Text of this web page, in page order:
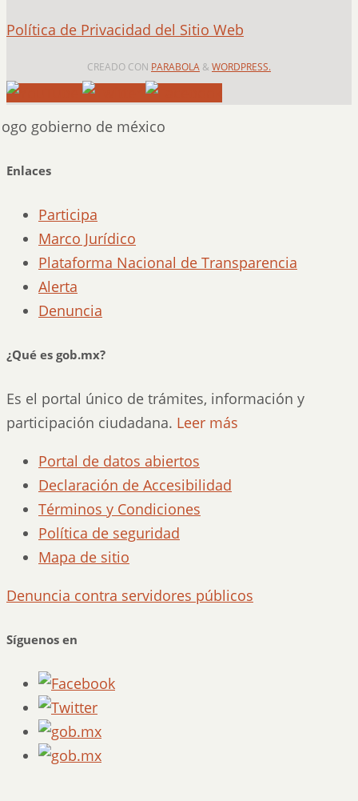
Política de Privacidad del Sitio Web
CREADO CON PARABOLA & WORDPRESS.
Enlaces
Participa
Marco Jurídico
Plataforma Nacional de Transparencia
Alerta
Denuncia
¿Qué es gob.mx?
Es el portal único de trámites, información y
participación ciudadana. Leer más
Portal de datos abiertos
Declaración de Accesibilidad
Términos y Condiciones
Política de seguridad
Mapa de sitio
Denuncia contra servidores públicos
Síguenos en